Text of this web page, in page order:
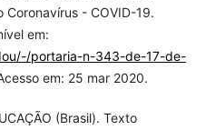
- COVID-19.
em:
portaria-n-343-de-17-de-
em: 25 mar 2020.
(Brasil). Texto